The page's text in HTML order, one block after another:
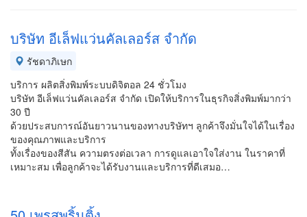
บริษัท อีเล็ฟแว่นคัลเลอร์ส จำกัด
รัชดาภิเษก
บริการ ผลิตสิ่งพิมพ์ระบบดิจิตอล 24 ชั่วโมง
บริษัท อีเล็ฟแว่นคัลเลอร์ส จำกัด เปิดให้บริการในธุรกิจสิ่งพิมพ์มากว่า
30 ปี
ด้วยประสบการณ์อันยาวนานของทางบริษัทฯ ลูกค้าจึงมั่นใจได้ในเรื่อง
ของคุณภาพและบริการ
ทั้งเรื่องของสีสัน ความตรงต่อเวลา การดูแลเอาใจใส่งาน ในราคาที่
เหมาะสม เพื่อลูกค้าจะได้รับงานและบริการที่ดีเสมอ…